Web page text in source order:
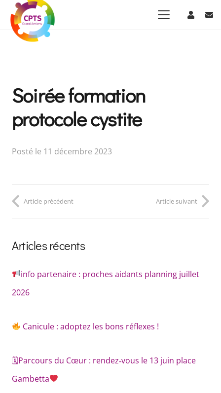
Soirée formation
protocole cystite
Posté le 11 décembre 2023
Article précédent Article suivant
Articles récents
info partenaire : proches aidants planning juillet
2026
Canicule : adoptez les bons réflexes !
🗓Parcours du Cœur : rendez‑vous le 13 juin place
Gambetta